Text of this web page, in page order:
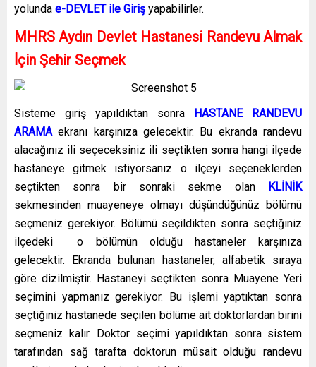
yolunda e-DEVLET ile Giriş yapabilirler.
MHRS Aydın Devlet Hastanesi Randevu Almak
İçin Şehir Seçmek
Sisteme giriş yapıldıktan sonra HASTANE RANDEVU
ARAMA ekranı karşınıza gelecektir. Bu ekranda randevu
alacağınız ili seçeceksiniz ili seçtikten sonra hangi ilçede
hastaneye gitmek istiyorsanız o ilçeyi seçeneklerden
seçtikten sonra bir sonraki sekme olan KLİNİK
sekmesinden muayeneye olmayı düşündüğünüz bölümü
seçmeniz gerekiyor. Bölümü seçildikten sonra seçtiğiniz
ilçedeki o bölümün olduğu hastaneler karşınıza
gelecektir. Ekranda bulunan hastaneler, alfabetik sıraya
göre dizilmiştir. Hastaneyi seçtikten sonra Muayene Yeri
seçimini yapmanız gerekiyor. Bu işlemi yaptıktan sonra
seçtiğiniz hastanede seçilen bölüme ait doktorlardan birini
seçmeniz kalır. Doktor seçimi yapıldıktan sonra sistem
tarafından sağ tarafta doktorun müsait olduğu randevu